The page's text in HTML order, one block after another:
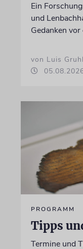
Ein
und
Gedanken
von Luis
PROGRAMM
Tipps
Termine und